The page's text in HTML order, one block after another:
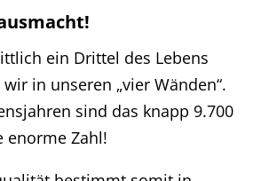
ein Drittel des Lebens
in unseren „vier Wänden“.
sind das knapp 9.700
enorme Zahl!